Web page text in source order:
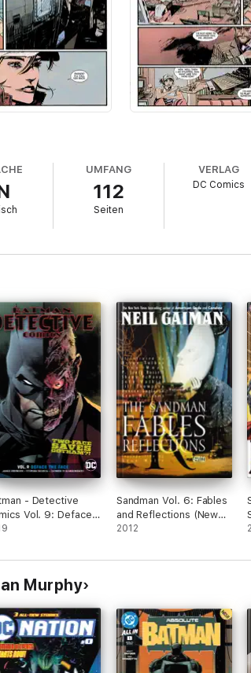
UMFANG
112
Seiten
VERLAG
DC Comics
- Detective
Vol. 9: Deface
Sandman Vol. 6: Fables
and Reflections (New
Edition)
2012
Murphy